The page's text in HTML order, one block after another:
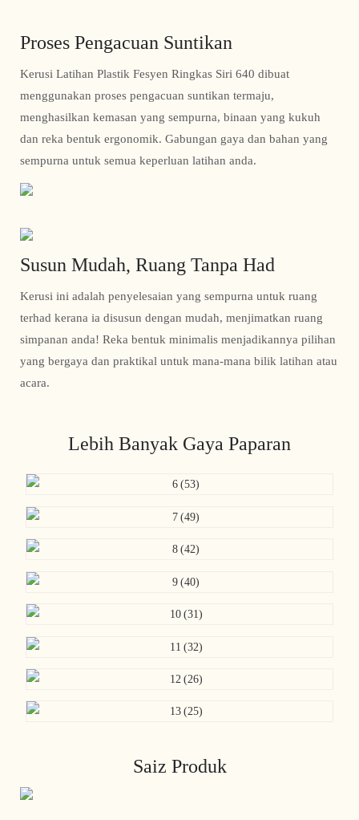
Proses Pengacuan Suntikan
Kerusi Latihan Plastik Fesyen Ringkas Siri 640 dibuat
menggunakan proses pengacuan suntikan termaju,
menghasilkan kemasan yang sempurna, binaan yang kukuh
dan reka bentuk ergonomik. Gabungan gaya dan bahan yang
sempurna untuk semua keperluan latihan anda.
Susun Mudah, Ruang Tanpa Had
Kerusi ini adalah penyelesaian yang sempurna untuk ruang
terhad kerana ia disusun dengan mudah, menjimatkan ruang
simpanan anda! Reka bentuk minimalis menjadikannya pilihan
yang bergaya dan praktikal untuk mana-mana bilik latihan atau
acara.
Lebih Banyak Gaya Paparan
Saiz Produk